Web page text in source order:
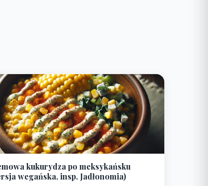
kukurydza po meksykańsku
wegańska, insp. Jadłonomia)